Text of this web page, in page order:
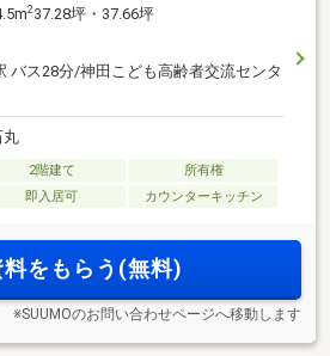
237.28坪・37.66坪
バス28分/神田こども高齢者交流センタ
丸
2階建て
所有権
即入居可 カウンターキッチン
料をもらう(無料)
※SUUMOのお問い合わせページへ移動します